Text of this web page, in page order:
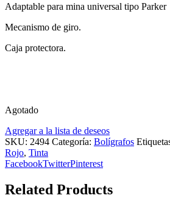
Adaptable para mina universal tipo Parker
Mecanismo de giro.
Caja protectora.
Agotado
Agregar a la lista de deseos
SKU: 2494 Categoría: Bolígrafos
Rojo, Tinta
FacebookTwitterPinterest
Related Products